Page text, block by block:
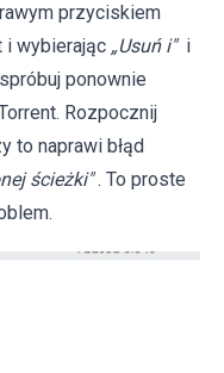
przyciskiem
i wybierając „Usuń i" i
ponownie
Rozpocznij
to naprawi błąd
ścieżki" . To proste